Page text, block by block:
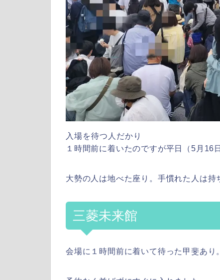
入場を待つ人だかり
１時間前に着いたのですが平日（5月16
大勢の人は地べた座り。手慣れた人は持
三菱未来館
会場に１時間前に着いて待った甲斐あり。